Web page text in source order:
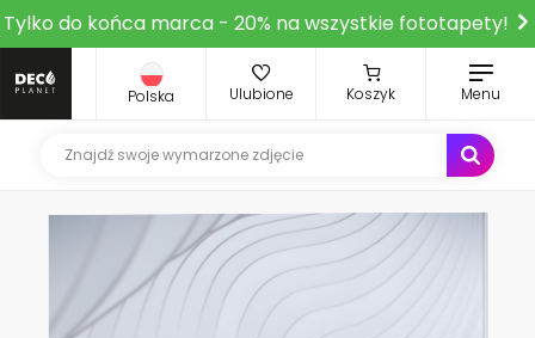
Tylko do końca marca - 20% na wszystkie fototapety!
Polska Ulubione Koszyk Menu